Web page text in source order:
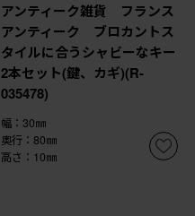
アンティーク雑貨 フランス
アンティーク ブロカントス
タイルに合うシャビーなキー
2本セット(鍵、カギ)(R-
035478)
幅：30㎜
奥行：80㎜
高さ：10㎜